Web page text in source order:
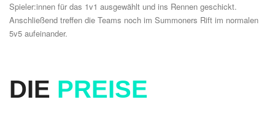
Spieler:innen für das 1v1 ausgewählt und ins Rennen geschickt.
Anschließend treffen die Teams noch im Summoners Rift im normalen
5v5 aufeinander.
DIE PREISE